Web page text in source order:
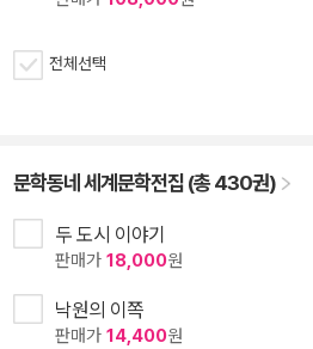
전체선택
문학동네 세계문학전집 (총 430권)
두 도시 이야기
판매가 18,000원
낙원의 이쪽
판매가 14,400원